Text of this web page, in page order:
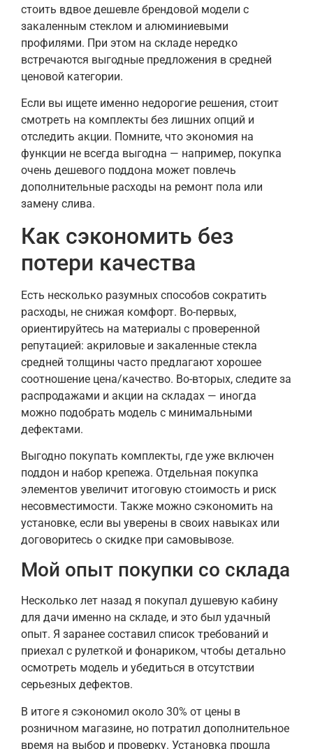
стоить вдвое дешевле брендовой модели с
закаленным стеклом и алюминиевыми
профилями. При этом на складе нередко
встречаются выгодные предложения в средней
ценовой категории.
Если вы ищете именно недорогие решения, стоит
смотреть на комплекты без лишних опций и
отследить акции. Помните, что экономия на
функции не всегда выгодна — например, покупка
очень дешевого поддона может повлечь
дополнительные расходы на ремонт пола или
замену слива.
Как сэкономить без
потери качества
Есть несколько разумных способов сократить
расходы, не снижая комфорт. Во-первых,
ориентируйтесь на материалы с проверенной
репутацией: акриловые и закаленные стекла
средней толщины часто предлагают хорошее
соотношение цена/качество. Во-вторых, следите за
распродажами и акции на складах — иногда
можно подобрать модель с минимальными
дефектами.
Выгодно покупать комплекты, где уже включен
поддон и набор крепежа. Отдельная покупка
элементов увеличит итоговую стоимость и риск
несовместимости. Также можно сэкономить на
установке, если вы уверены в своих навыках или
договоритесь о скидке при самовывозе.
Мой опыт покупки со склада
Несколько лет назад я покупал душевую кабину
для дачи именно на складе, и это был удачный
опыт. Я заранее составил список требований и
приехал с рулеткой и фонариком, чтобы детально
осмотреть модель и убедиться в отсутствии
серьезных дефектов.
В итоге я сэкономил около 30% от цены в
розничном магазине, но потратил дополнительное
время на выбор и проверку. Установка прошла